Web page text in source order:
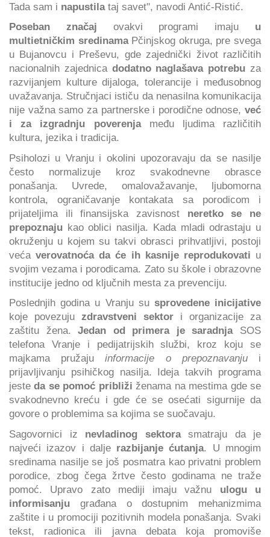
Tada sam i napustilataj savet", navodi Antić-Ristić.
Poseban značaj ovakvi programi imaju u
multietničkim sredinamaPčinjskog okruga, pre svega
u Bujanovcu i Preševu, gde zajednički život različitih
nacionalnih zajednica dodatno naglašava potrebu za
razvijanjem kulture dijaloga, tolerancije i međusobnog
uvažavanja. Stručnjaci ističu da nenasilna komunikacija
nije važna samo za partnerske i porodične odnose, već
i za izgradnju poverenjameđu ljudima različitih
kultura, jezika i tradicija.
Psiholozi u Vranju i okolini upozoravaju da se nasilje
često normalizuje kroz svakodnevne obrasce
ponašanja. Uvrede, omalovažavanje, ljubomorna
kontrola, ograničavanje kontakata sa porodicom i
prijateljima ili finansijska zavisnost neretko se ne
prepoznaju kao oblici nasilja. Kada mladi odrastaju u
okruženju u kojem su takvi obrasci prihvatljivi, postoji
većaverovatnoća da će ih kasnije reprodukovati u
svojim vezama i porodicama. Zato su škole i obrazovne
institucije jedno od ključnih mesta za prevenciju.
Poslednjih godina u Vranju su sprovedene inicijative
koje povezuju zdravstveni sektor i organizacije za
zaštitu žena. Jedan od primera je saradnjaSOS
telefona Vranje i pedijatrijskih službi, kroz koju se
majkama pružaju informacije o prepoznavanjui
prijavljivanju psihičkog nasilja. Ideja takvih programa
jesteda se pomoć približi ženama na mestima gde se
svakodnevno kreću i gde će se osećati sigurnije da
govore o problemima sa kojima se suočavaju.
Sagovornici iz nevladinog sektorasmatraju da je
najveći izazov i dalje razbijanje ćutanja. U mnogim
sredinama nasilje se još posmatra kao privatni problem
porodice, zbog čega žrtve često godinama ne traže
pomoć. Upravo zato mediji imaju važnu ulogu u
informisanju građana o dostupnim mehanizmima
zaštite i u promociji pozitivnih modela ponašanja. Svaki
tekst, radionica ili javna debata koja promoviše